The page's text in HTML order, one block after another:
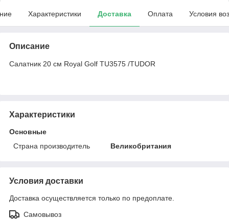
Характеристики Доставка Оплата Условия
Описание
Салатник 20 см Royal Golf TU3575 /TUDOR
Характеристики
Основные
Страна производитель
Великобритания
Условия доставки
Доставка осуществляется только по предоплате.
Самовывоз